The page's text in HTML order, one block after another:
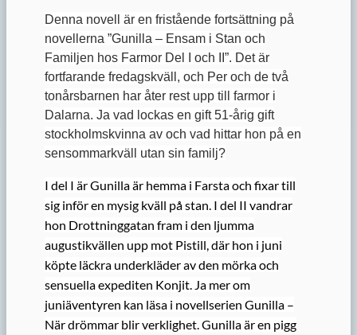
Denna novell är en fristående fortsättning på
novellerna ”Gunilla – Ensam i Stan och
Familjen hos Farmor Del I och II”. Det är
fortfarande fredagskväll, och Per och de två
tonårsbarnen har åter rest upp till farmor i
Dalarna. Ja vad lockas en gift 51-årig gift
stockholmskvinna av och vad hittar hon på en
sensommarkväll utan sin familj?
I del I är Gunilla är hemma i Farsta och fixar till
sig inför en mysig kväll på stan. I del II vandrar
hon Drottninggatan fram i den ljumma
augustikvällen upp mot Pistill, där hon i juni
köpte läckra underkläder av den mörka och
sensuella expediten Konjit. Ja mer om
juniäventyren kan läsa i novellserien Gunilla –
När drömmar blir verklighet. Gunilla är en pigg